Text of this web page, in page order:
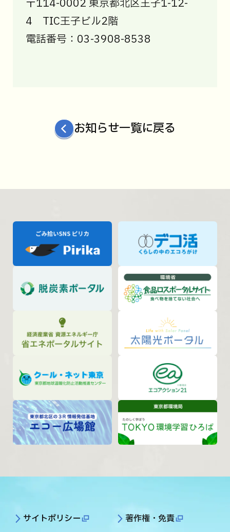
〒114-0002 東京都北区王子1-12-
4 TIC王子ビル2階
電話番号：03-3908-8538
お知らせ一覧に戻る
サイトポリシー 著作権・免責